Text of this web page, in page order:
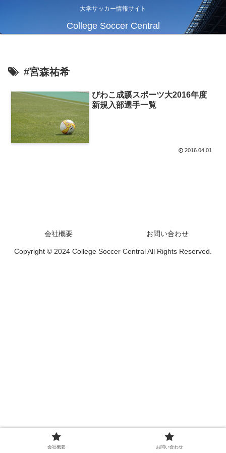
大学サッカー情報サイト
College Soccer Central
#宮森祐希
びわこ成蹊スポーツ大2016年度
新規入部選手一覧
2016.04.01
会社概要 お問い合わせ
Copyright © 2024 College Soccer Central All Rights Reserved.
会社概要 お問い合わせ